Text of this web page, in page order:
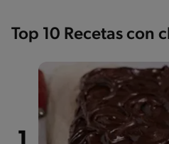
Top 10 Recetas con